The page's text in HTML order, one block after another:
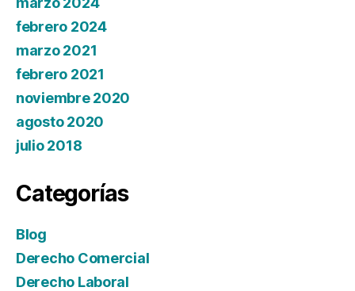
febrero 2024
marzo 2021
febrero 2021
noviembre 2020
agosto 2020
julio 2018
Categorías
Blog
Derecho Comercial
Derecho Laboral